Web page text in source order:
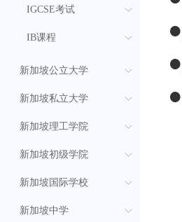
IGCSE考试
IB课程
新加坡公立大学
新加坡私立大学
新加坡理工学院
新加坡初级学院
新加坡国际学校
新加坡中学
●
●
●